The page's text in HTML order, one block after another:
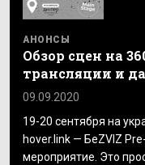
АНОНСЫ
Обзор сцен на
трансляции и
09.09.2020
19-20 сентября на
hover.link — БеZVIZ
мероприятие. Это